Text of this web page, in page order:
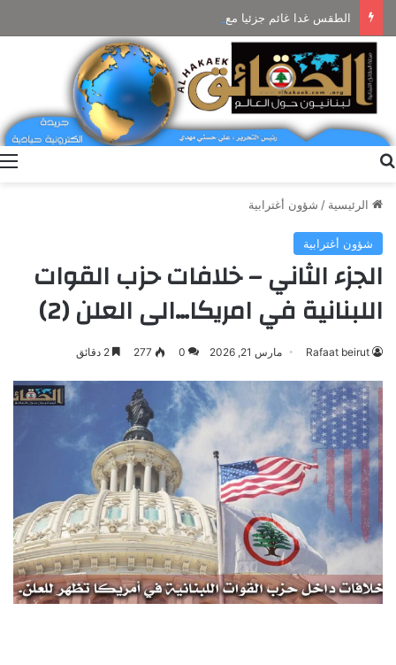
الرئيسية / شؤون أغترابية
شؤون أغترابية
الجزء الثاني – خلافات حزب القوات
اللبنانية في امريكا…الى العلن (2)
Rafaat beirut مارس 21, 2026 0
277